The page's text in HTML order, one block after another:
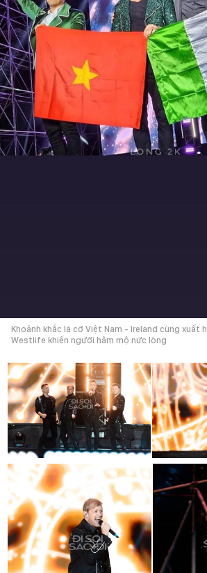
Khoảnh khắc lá cờ Việt Nam - Ireland cùng xuất
Westlife khiến người hâm mộ nức lòng